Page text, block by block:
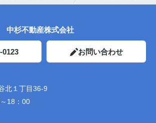
中杉不動産株式会社
0123 お問い合わせ
北１丁目36-9
18：00